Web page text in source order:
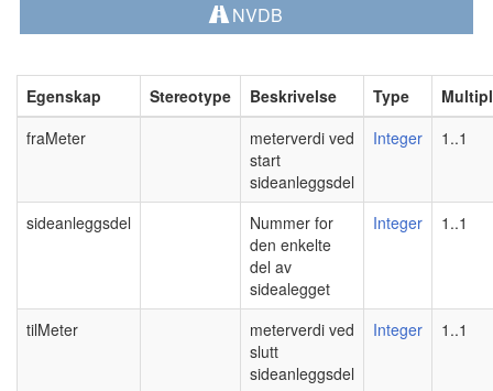
NVDB
Egenskap Stereotype Beskrivelse Type
fraMeter
meterverdi ved
start
sideanleggsdel
Integer 1..1
sideanleggsdel
Nummer for
den enkelte
del av
sidealegget
Integer 1..1
tilMeter
meterverdi ved
slutt
sideanleggsdel
Integer 1..1